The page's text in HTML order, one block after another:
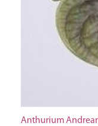
Anthurium